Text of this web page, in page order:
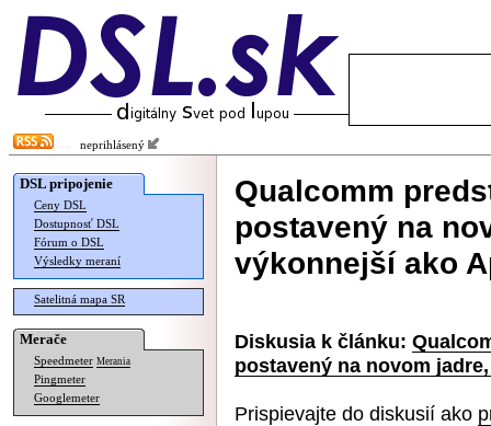
neprihlásený
DSL pripojenie
Ceny DSL
Dostupnosť DSL
Fórum o DSL
Výsledky meraní
Satelitná mapa SR
Merače
Speedmeter Merania
Pingmeter
Googlemeter
Qualcomm
postavený na
výkonnejší ako
Diskusia k článku:
postavený na novom
Prispievajte do diskusií ako